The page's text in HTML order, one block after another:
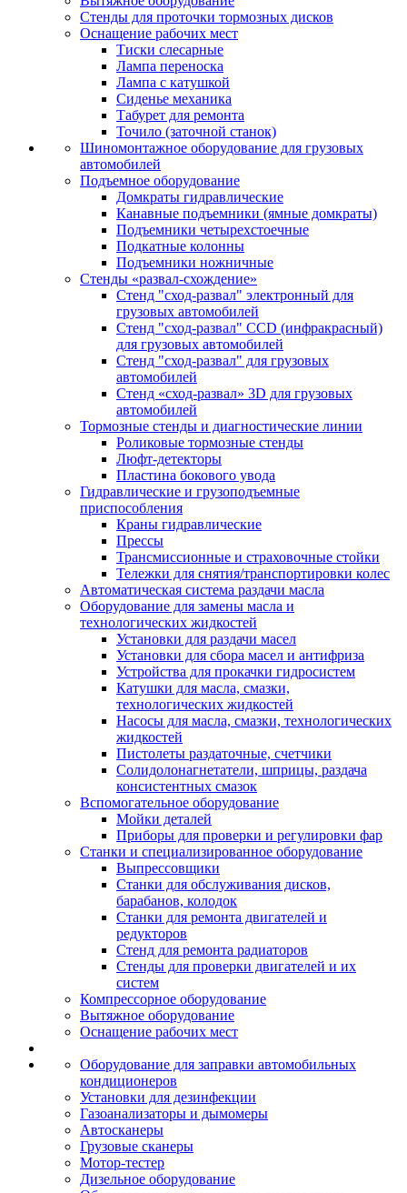
Стенды для проточки тормозных дисков
Оснащение рабочих мест
Тиски слесарные
Лампа переноска
Лампа с катушкой
Сиденье механика
Табурет для ремонта
Точило (заточной станок)
Шиномонтажное оборудование для грузовых
автомобилей
Подъемное оборудование
Домкраты гидравлические
Канавные подъемники (ямные домкраты)
Подъемники четырехстоечные
Подкатные колонны
Подъемники ножничные
Стенды «развал-схождение»
Стенд "сход-развал" электронный для
грузовых автомобилей
Стенд "сход-развал" CCD (инфракрасный)
для грузовых автомобилей
Стенд "сход-развал" для грузовых
автомобилей
Стенд «сход-развал» 3D для грузовых
автомобилей
Тормозные стенды и диагностические линии
Роликовые тормозные стенды
Люфт-детекторы
Пластина бокового увода
Гидравлические и грузоподъемные
приспособления
Краны гидравлические
Прессы
Трансмиссионные и страховочные стойки
Тележки для снятия/транспортировки колес
Автоматическая система раздачи масла
Оборудование для замены масла и
технологических жидкостей
Установки для раздачи масел
Установки для сбора масел и антифриза
Устройства для прокачки гидросистем
Катушки для масла, смазки,
технологических жидкостей
Насосы для масла, смазки, технологических
жидкостей
Пистолеты раздаточные, счетчики
Солидолонагнетатели, шприцы, раздача
консистентных смазок
Вспомогательное оборудование
Мойки деталей
Приборы для проверки и регулировки фар
Станки и специализированное оборудование
Выпрессовщики
Станки для обслуживания дисков,
барабанов, колодок
Станки для ремонта двигателей и
редукторов
Стенд для ремонта радиаторов
Стенды для проверки двигателей и их
систем
Компрессорное оборудование
Вытяжное оборудование
Оснащение рабочих мест
Оборудование для заправки автомобильных
кондиционеров
Установки для дезинфекции
Газоанализаторы и дымомеры
Автосканеры
Грузовые сканеры
Мотор-тестер
Дизельное оборудование